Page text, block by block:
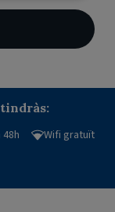
Wifi gratuït